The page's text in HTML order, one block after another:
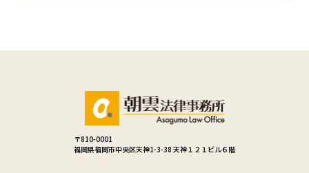
〒810-0001
福岡県福岡市中央区天神1-3-38 天神１２１ビル６階